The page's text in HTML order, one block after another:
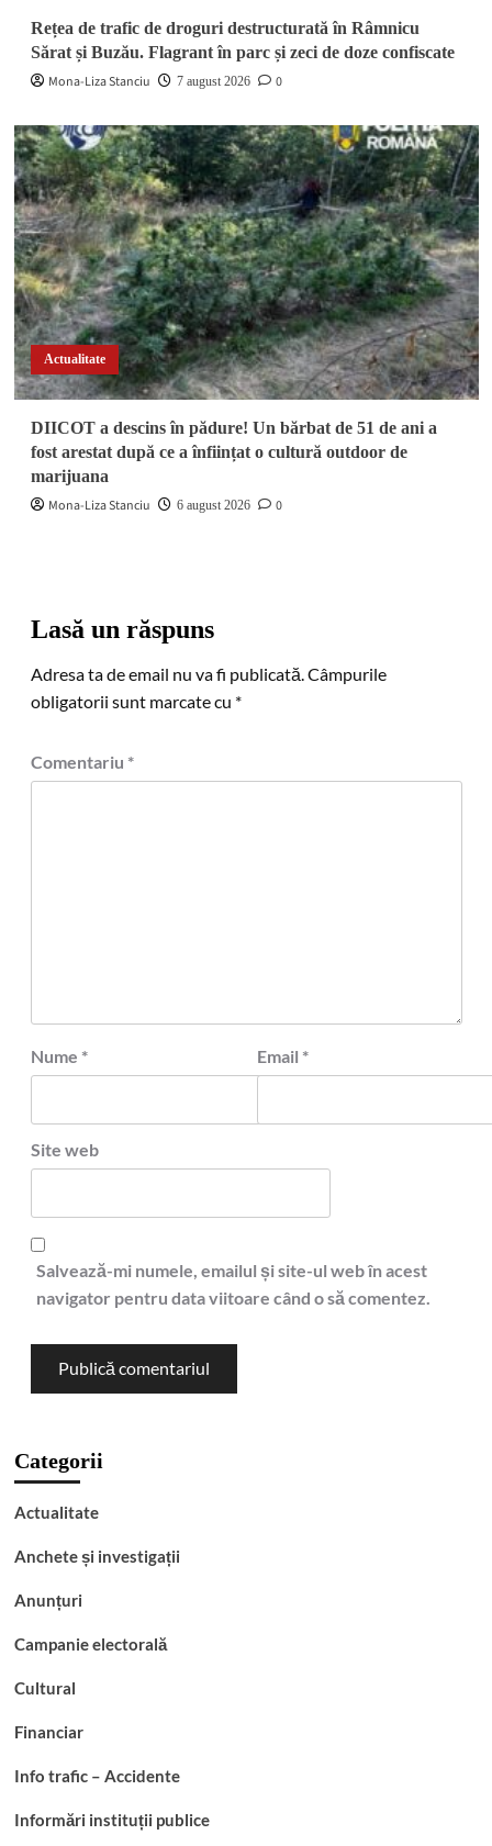
Rețea de trafic de droguri destructurată în Râmnicu
Sărat și Buzău. Flagrant în parc și zeci de doze confiscate
Mona-Liza Stanciu
7 august 2026 0
Actualitate
DIICOT a descins în pădure! Un bărbat de 51 de ani a
fost arestat după ce a înființat o cultură outdoor de
marijuana
Mona-Liza Stanciu
6 august 2026 0
Lasă un răspuns
Adresa ta de email nu va fi publicată.Câmpurile
obligatorii sunt marcate cu *
Comentariu *
Nume * Email *
Site web
Salvează-mi numele, emailul și site-ul web în acest
navigator pentru data viitoare când o să comentez.
Categorii
Actualitate
Anchete și investigații
Anunțuri
Campanie electorală
Cultural
Financiar
Info trafic – Accidente
Informări instituții publice